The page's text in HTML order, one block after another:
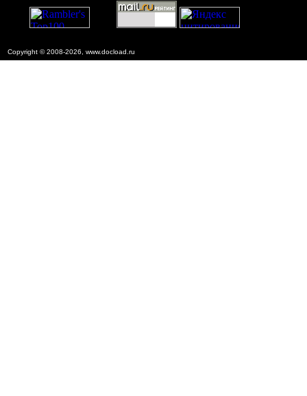
Copyright © 2008-2026, www.docload.ru